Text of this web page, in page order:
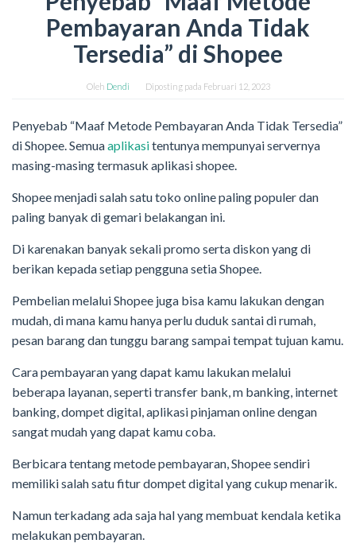
Pembayaran Anda Tidak
Tersedia” di Shopee
Oleh Dendi Diposting pada Februari 12, 2023
Penyebab “Maaf Metode Pembayaran Anda Tidak Tersedia”
di Shopee. Semuaaplikasitentunya mempunyai servernya
masing-masing termasuk aplikasi shopee.
Shopee menjadi salah satu toko online paling populer dan
paling banyak di gemari belakangan ini.
Di karenakan banyak sekali promo serta diskon yang di
berikan kepada setiap pengguna setia Shopee.
Pembelian melalui Shopee juga bisa kamu lakukan dengan
mudah, di mana kamu hanya perlu duduk santai di rumah,
pesan barang dan tunggu barang sampai tempat tujuan kamu.
Cara pembayaran yang dapat kamu lakukan melalui
beberapa layanan, seperti transfer bank, m banking, internet
banking, dompet digital, aplikasi pinjaman online dengan
sangat mudah yang dapat kamu coba.
Berbicara tentang metode pembayaran, Shopee sendiri
memiliki salah satu fitur dompet digital yang cukup menarik.
Namun terkadang ada saja hal yang membuat kendala ketika
melakukan pembayaran.